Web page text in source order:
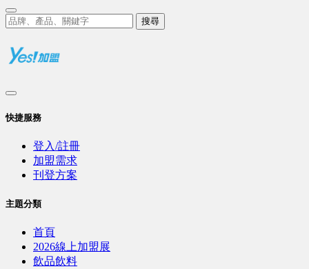
搜尋
快捷服務
登入/註冊
加盟需求
刊登方案
主題分類
首頁
2026線上加盟展
飲品飲料